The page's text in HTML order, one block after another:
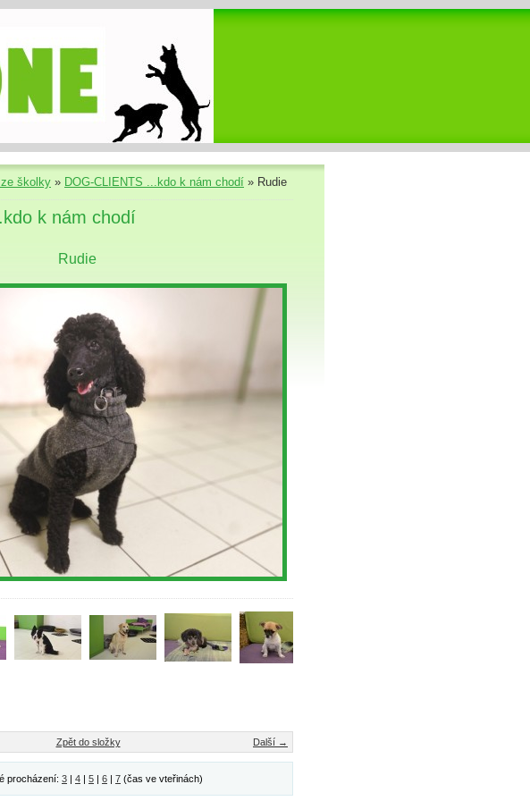
školky » DOG-CLIENTS ...kdo k nám chodí » Rudie
k nám chodí
Rudie
Další →
Zpět do složky
procházení: 3 | 4 | 5 | 6 | 7 (čas ve vteřinách)